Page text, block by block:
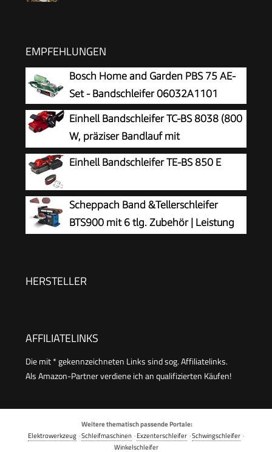
EMPFEHLUNGEN
Bosch Home and Garden PBS 75 AE-
Set - Bandschleifer 06032A1101
Einhell Bandschleifer TC-BS 8038 (800
W, präziser Bandlauf mit
Feinjustierung, keramische Schutz-Einlage,
Zusatzhandgriff, integrierte Staubabsaugung,
inkl. Schleifband)
Einhell Bandschleifer TE-BS 850 E
Scheppach Band &Tellerschleifer
BTS900 mit 6 tlg. Zubehör | Leistung
Tischneigung 0°–45° | Gussmaterial-
HERSTELLER
AFFILIATELINKS
Die mit * gekennzeichneten Links sind sog. Affiliatelinks.
Als Amazon-Partner verdiene ich an qualifizierten Käufen!
Weitere thematisch passende Portale:
Elektrowerkzeug ·Schleifmaschinen ·Exzenterschleifer ·Schwingschleifer ·
Winkelschleifer